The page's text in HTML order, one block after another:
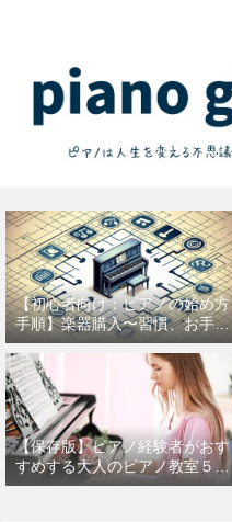
【初心者向け：ピアノの始め方
手順】楽器購入〜習慣、お手入
れなどを紹介
【保存版】ピアノ経験者がおす
すめする大人のピアノ教室５選
【年齢は関係ない】